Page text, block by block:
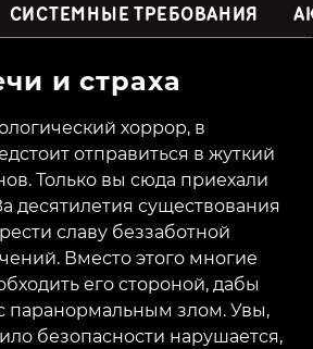
СИСТЕМНЫЕ ТРЕБОВАНИЯ
и страха
хоррор, в
отправиться в жуткий
Только вы сюда приехали
десятилетия существования
славу беззаботной
Вместо этого многие
его стороной, дабы
паранормальным злом. Увы,
безопасности нарушается,